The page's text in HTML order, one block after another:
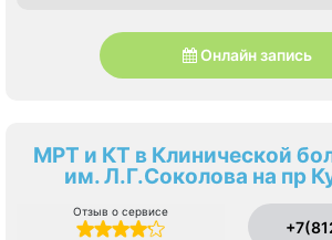
Онлайн запись
МРТ и КТ в Клинической
им. Л.Г.Соколова на пр
Отзыв о сервисе